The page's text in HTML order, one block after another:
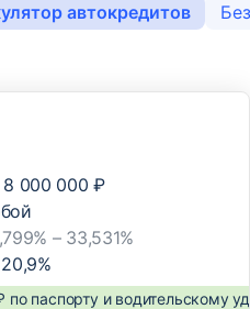
автокредитов
8 000 000 ₽
– 33,531%
20,9%
по паспорту и водительскому